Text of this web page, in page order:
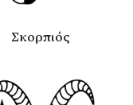
Σκορπιός